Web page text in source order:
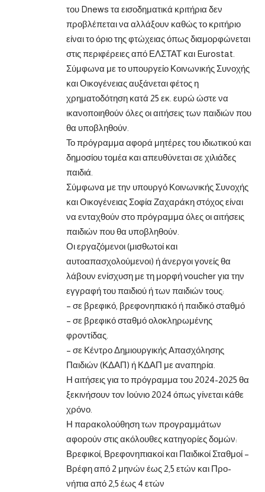
του Dnews τα εισοδηματικά κριτήρια δεν
προβλέπεται να αλλάξουν καθώς το κριτήριο
είναι το όριο της φτώχειας όπως διαμορφώνεται
στις περιφέρειες από ΕΛΣΤΑΤ και Eurostat.
Σύμφωνα με το υπουργείο Κοινωνικής Συνοχής
και Οικογένειας αυξάνεται φέτος η
χρηματοδότηση κατά 25 εκ. ευρώ ώστε να
ικανοποιηθούν όλες οι αιτήσεις των παιδιών που
θα υποβληθούν.
Το πρόγραμμα αφορά μητέρες του ιδιωτικού και
δημοσίου τομέα και απευθύνεται σε χιλιάδες
παιδιά.
Σύμφωνα με την υπουργό Κοινωνικής Συνοχής
και Οικογένειας Σοφία Ζαχαράκη στόχος είναι
να ενταχθούν στο πρόγραμμα όλες οι αιτήσεις
παιδιών που θα υποβληθούν.
Οι εργαζόμενοι (μισθωτοί και
αυτοαπασχολούμενοι) ή άνεργοι γονείς θα
λάβουν ενίσχυση με τη μορφή voucher για την
εγγραφή του παιδιού ή των παιδιών τους:
– σε βρεφικό, βρεφονηπιακό ή παιδικό σταθμό
– σε βρεφικό σταθμό ολοκληρωμένης
φροντίδας.
– σε Κέντρο Δημιουργικής Απασχόλησης
Παιδιών (ΚΔΑΠ) ή ΚΔΑΠ με αναπηρία.
Η αιτήσεις για το πρόγραμμα του 2024-2025 θα
ξεκινήσουν τον Ιούνιο 2024 όπως γίνεται κάθε
χρόνο.
Η παρακολούθηση των προγραμμάτων
αφορούν στις ακόλουθες κατηγορίες δομών:
Βρεφικοί, Βρεφονηπιακοί και Παιδικοί Σταθμοί –
Βρέφη από 2 μηνών έως 2,5 ετών και Προ-
νήπια από 2,5 έως 4 ετών